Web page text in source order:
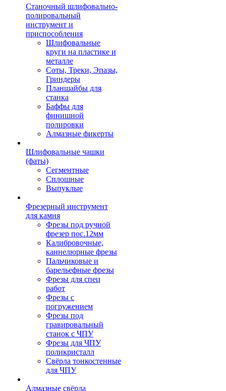
Станочный шлифовально-
полировальный
инструмент и
приспособления
Шлифовальные
круги на пластике и
металле
Соты, Треки, Эпазы,
Гриндеры
Планшайбы для
станка
Баффы для
финишной
полировки
Алмазные фикерты
Шлифовальные чашки
(фаты)
Сегментные
Сплошные
Выпуклые
Фрезерный инструмент
для камня
Фрезы под ручной
фрезер пос.12мм
Калибровочные,
каннелюрные фрезы
Пальчиковые и
барельефные фрезы
Фрезы для спец
работ
Фрезы с
погружением
Фрезы под
гравировальный
станок с ЧПУ
Фрезы для ЧПУ
поликристалл
Свёрла тонкостенные
для ЧПУ
Алмазные свёрла